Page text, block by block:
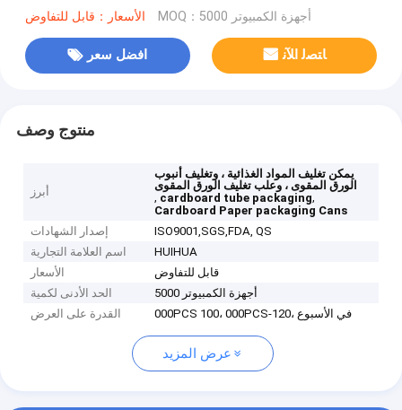
الأسعار：قابل للتفاوض MOQ：أجهزة الكمبيوتر 5000
افضل سعر ﺎﺘﺼﻟ ﺍﻶﻧ
منتوج وصف
أبرز
يمكن تغليف المواد الغذائية ، وتغليف أنبوب
الورق المقوى ، وعلب تغليف الورق المقوى
, cardboard tube packaging,
Cardboard Paper packaging Cans
إصدار الشهادات
ISO9001,SGS,FDA, QS
اسم العلامة التجارية
HUIHUA
الأسعار
قابل للتفاوض
الحد الأدنى لكمية
أجهزة الكمبيوتر 5000
القدرة على العرض
000PCS 100، 000PCS-120، في الأسبوع
عرض المزيد